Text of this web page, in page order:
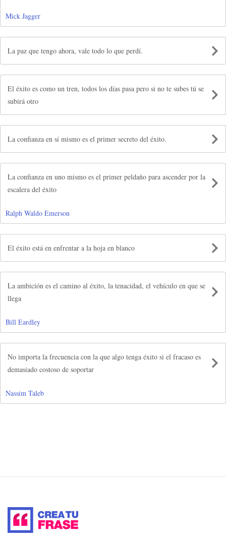
Mick Jagger
La paz que tengo ahora, vale todo lo que perdí.
El éxito es como un tren, todos los días pasa pero si no te subes tú se
subirá otro
La confianza en sí mismo es el primer secreto del éxito.
La confianza en uno mismo es el primer peldaño para ascender por la
escalera del éxito
Ralph Waldo Emerson
El éxito está en enfrentar a la hoja en blanco
La ambición es el camino al éxito, la tenacidad, el vehículo en que se
llega
Bill Eardley
No importa la frecuencia con la que algo tenga éxito si el fracaso es
demasiado costoso de soportar
Nassim Taleb